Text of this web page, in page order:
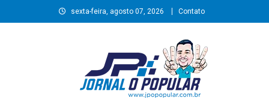
to
sexta-feira, agosto 07, 2026 Contato